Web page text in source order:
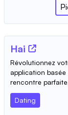
Hai
Révolutionnez
application
rencontre
Dating